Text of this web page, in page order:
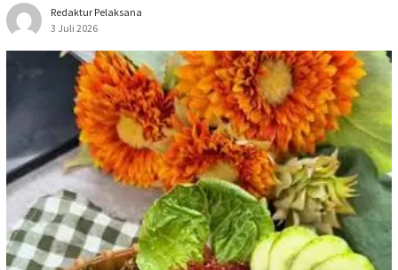
Redaktur Pelaksana
3 Juli 2026